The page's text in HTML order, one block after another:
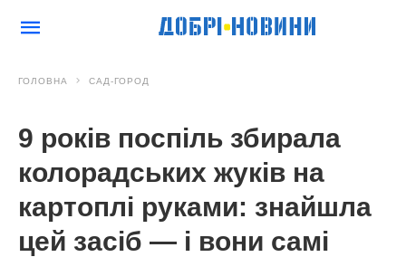
ГОЛОВНА САД-ГОРОД
9 років поспіль збирала
колорадських жуків на
картоплі руками: знайшла
цей засіб — і вони самі